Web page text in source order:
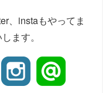
、instaもやってま
ます。